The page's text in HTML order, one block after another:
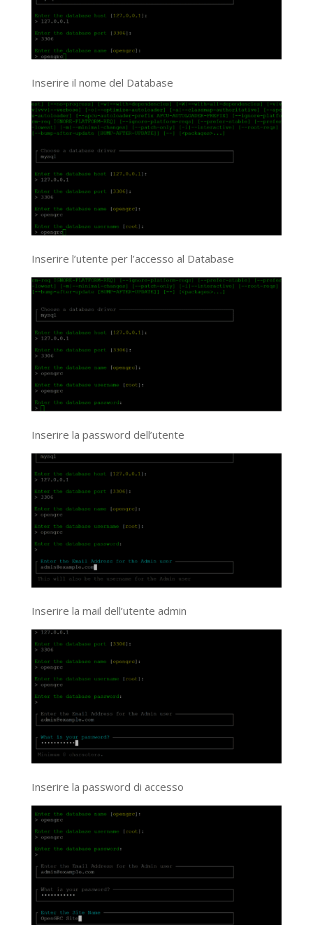
Inserire il nome del Database
Inserire l’utente per l’accesso al Database
Inserire la password dell’utente
Inserire la mail dell’utente admin
Inserire la password di accesso